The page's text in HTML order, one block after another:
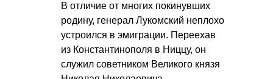
В отличие от многих покинувших
родину, генерал Лукомский неплохо
устроился в эмиграции. Переехав
из Константинополя в Ниццу, он
служил советником Великого князя